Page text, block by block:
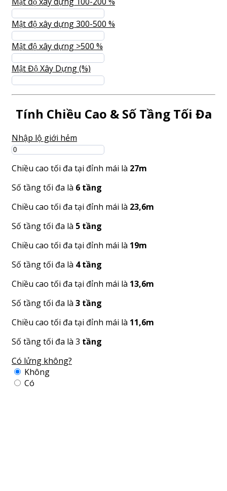
Mật độ xây dựng 300-500 %
Mật độ xây dựng >500 %
Mật Độ Xây Dựng (%)
Tính Chiều Cao & Số Tầng Tối Đa
Nhập lộ giới hẻm
Chiều cao tối đa tại đỉnh mái là 27m
Số tầng tối đa là 6 tầng
Chiều cao tối đa tại đỉnh mái là 23,6m
Số tầng tối đa là 5 tầng
Chiều cao tối đa tại đỉnh mái là 19m
Số tầng tối đa là 4 tầng
Chiều cao tối đa tại đỉnh mái là 13,6m
Số tầng tối đa là 3 tầng
Chiều cao tối đa tại đỉnh mái là 11,6m
Số tầng tối đa là 3 tầng
Có lửng không?
Không
Có